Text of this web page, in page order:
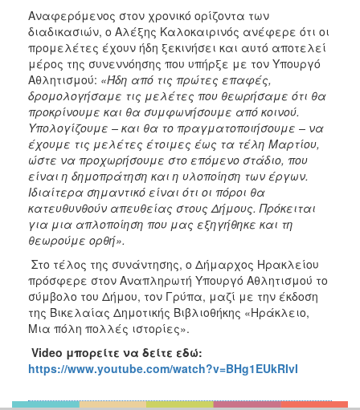
Αναφερόμενος στον χρονικό ορίζοντα των
διαδικασιών, ο Αλέξης Καλοκαιρινός ανέφερε ότι οι
προμελέτες έχουν ήδη ξεκινήσει και αυτό αποτελεί
μέρος της συνεννόησης που υπήρξε με τον Υπουργό
Αθλητισμού: «Ήδη από τις πρώτες επαφές,
δρομολογήσαμε τις μελέτες που θεωρήσαμε ότι θα
προκρίνουμε και θα συμφωνήσουμε από κοινού.
Υπολογίζουμε – και θα το πραγματοποιήσουμε – να
έχουμε τις μελέτες έτοιμες έως τα τέλη Μαρτίου,
ώστε να προχωρήσουμε στο επόμενο στάδιο, που
είναι η δημοπράτηση και η υλοποίηση των έργων.
Ιδιαίτερα σημαντικό είναι ότι οι πόροι θα
κατευθυνθούν απευθείας στους Δήμους. Πρόκειται
για μια απλοποίηση που μας εξηγήθηκε και τη
θεωρούμε ορθή».
Στο τέλος της συνάντησης, ο Δήμαρχος Ηρακλείου
πρόσφερε στον Αναπληρωτή Υπουργό Αθλητισμού το
σύμβολο του Δήμου, τον Γρύπα, μαζί με την έκδοση
της Βικελαίας Δημοτικής Βιβλιοθήκης «Ηράκλειο,
Μια πόλη πολλές ιστορίες».
Video μπορείτε να δείτε εδώ:
https://www.youtube.com/watch?v=BHg1EUkRIvI